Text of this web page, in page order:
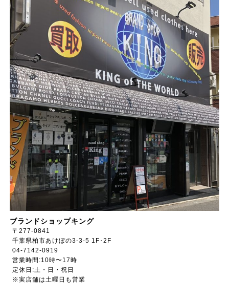
ブランドショップキング
〒277-0841
千葉県柏市あけぼの3-3-5 1F･2F
04-7142-0919
営業時間:10時〜17時
定休日:土・日・祝日
※実店舗は土曜日も営業